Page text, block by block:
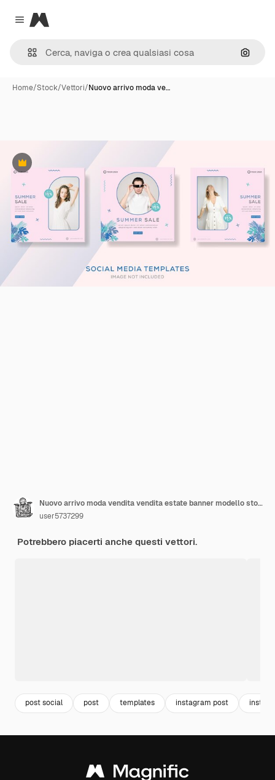
Close menu
Magnific
Cerca
Home/Stock/Vettori/Nuovo arrivo moda ve…
Premium
Nuovo arrivo moda vendita vendita estate banner modello storie post per social media premium
user5737299
Potrebbero piacerti anche questi vettori.
post social post templates instagram post